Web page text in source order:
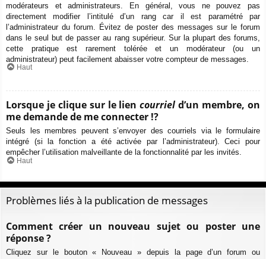
modérateurs et administrateurs. En général, vous ne pouvez pas
directement modifier l’intitulé d’un rang car il est paramétré par
l’administrateur du forum. Évitez de poster des messages sur le forum
dans le seul but de passer au rang supérieur. Sur la plupart des forums,
cette pratique est rarement tolérée et un modérateur (ou un
administrateur) peut facilement abaisser votre compteur de messages.
Haut
Lorsque je clique sur le liencourrield’un membre, on
me demande de me connecter !?
Seuls les membres peuvent s’envoyer des courriels via le formulaire
intégré (si la fonction a été activée par l’administrateur). Ceci pour
empêcher l’utilisation malveillante de la fonctionnalité par les invités.
Haut
Problèmes liés à la publication de messages
Comment créer un nouveau sujet ou poster une
réponse ?
Cliquez sur le bouton « Nouveau » depuis la page d’un forum ou